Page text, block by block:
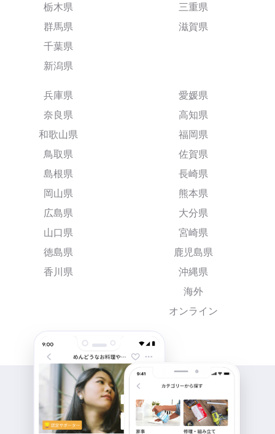
栃木県
群馬県
千葉県
新潟県
三重県
滋賀県
兵庫県
奈良県
和歌山県
鳥取県
島根県
岡山県
広島県
山口県
徳島県
香川県
愛媛県
高知県
福岡県
佐賀県
長崎県
熊本県
大分県
宮崎県
鹿児島県
沖縄県
海外
オンライン